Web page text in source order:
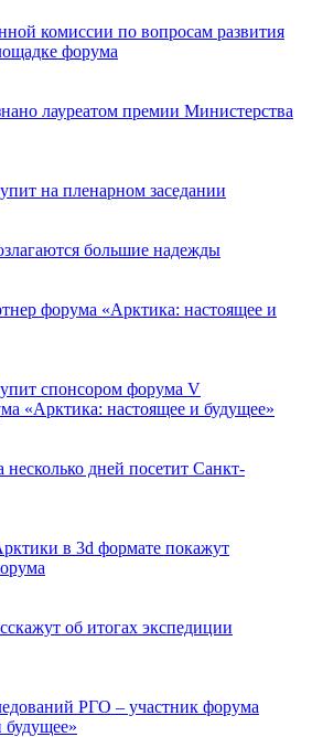
комиссии по вопросам развития
форума
лауреатом премии Министерства
на пленарном заседании
большие надежды
форума «Арктика: настоящее и
спонсором форума V
«Арктика: настоящее и будущее»
дней посетит Санкт-
в 3d формате покажут
об итогах экспедиции
РГО – участник форума
будущее»